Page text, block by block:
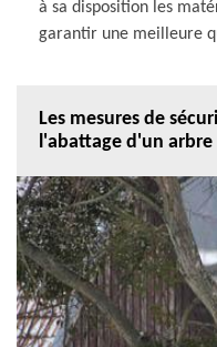
à sa disposition les
garantir une meilleure
Les mesures de
l'abattage d'un arbre